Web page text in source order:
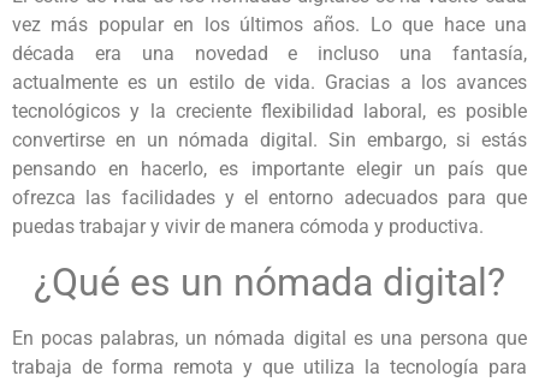
vez más popular en los últimos años. Lo que hace una
década era una novedad e incluso una fantasía,
actualmente es un estilo de vida. Gracias a los avances
tecnológicos y la creciente flexibilidad laboral, es posible
convertirse en un nómada digital. Sin embargo, si estás
pensando en hacerlo, es importante elegir un país que
ofrezca las facilidades y el entorno adecuados para que
puedas trabajar y vivir de manera cómoda y productiva.
¿Qué es un nómada digital?
En pocas palabras, un nómada digital es una persona que
trabaja de forma remota y que utiliza la tecnología para